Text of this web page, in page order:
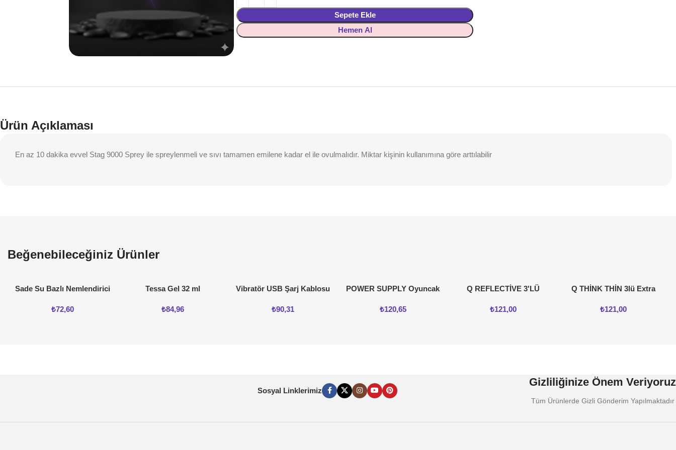
Sepete Ekle
Hemen Al
Ürün Açıklaması
En az 10 dakika evvel Stag 9000 Sprey ile spreylenmeli ve sıvı tamamen emilene kadar el ile ovulmalıdır. Miktar kişinin kullanımına göre arttılabilir
Beğenebileceğiniz Ürünler
Sade Su Bazlı Nemlendirici
₺72,60
Tessa Gel 32 ml
₺84,96
Vibratör USB Şarj Kablosu
₺90,31
POWER SUPPLY Oyuncak
₺120,65
Q REFLECTİVE 3'LÜ
PREZERVATİF
₺121,00
Q THİNK THİN 3lü Extra
₺121,00
Sosyal Linklerimiz
Gizliliğinize Önem Veriyoruz
Tüm Ürünlerde Gizli Gönderim Yapılmaktadır